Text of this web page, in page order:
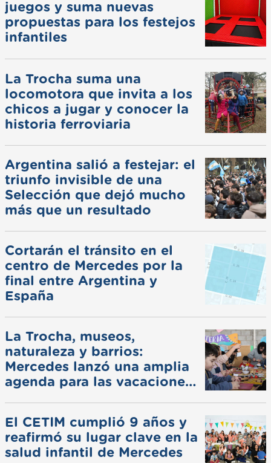
juegos y suma nuevas
propuestas para los festejos
infantiles
La Trocha suma una
locomotora que invita a los
chicos a jugar y conocer la
historia ferroviaria
Argentina salió a festejar: el
triunfo invisible de una
Selección que dejó mucho
más que un resultado
Cortarán el tránsito en el
centro de Mercedes por la
final entre Argentina y
España
La Trocha, museos,
naturaleza y barrios:
Mercedes lanzó una amplia
agenda para las vacaciones
El CETIM cumplió 9 años y
reafirmó su lugar clave en la
salud infantil de Mercedes